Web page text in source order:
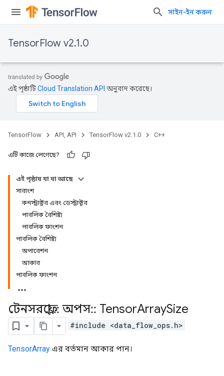
সাইন-ইন করুন
TensorFlow v2.1.0
এই পৃষ্ঠাটিCloud Translation API অনুবাদ করেছে।
TensorFlow API, API TensorFlow v2.1.0 C++
এটি কাজে লেগেছে?
এই পৃষ্ঠায় যা যা আছে
সারাংশ
কনস্ট্রাক্টর এবং ডেস্ট্রাক্টর
পাবলিক বৈশিষ্ট্য
পাবলিক ফাংশন
পাবলিক বৈশিষ্ট্য
অপারেশন
আকার
পাবলিক ফাংশন
টেনসরফ্লো:: অপস:: TensorArraySize
#include <data_flow_ops.h>
TensorArray এর বর্তমান আকার পান।